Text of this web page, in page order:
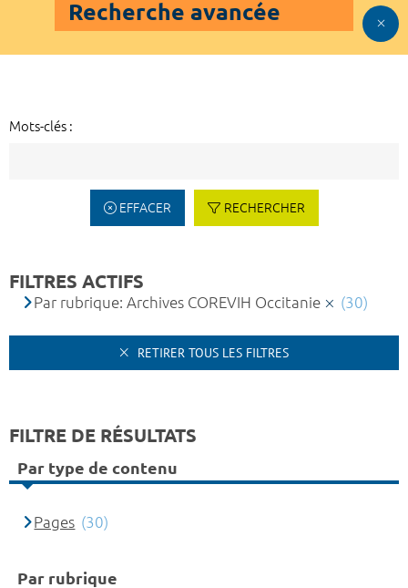
Recherche avancée
Mots-clés :
EFFACER RECHERCHER
FILTRES ACTIFS
Par rubrique: Archives COREVIH Occitanie (30)
RETIRER TOUS LES FILTRES
FILTRE DE RÉSULTATS
Par type de contenu
Pages (30)
Par rubrique